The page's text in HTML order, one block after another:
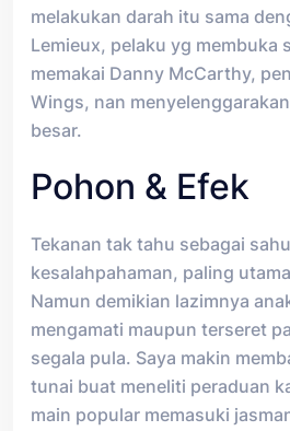
melakukan darah itu sama
Lemieux, pelaku yg membuka
memakai Danny McCarthy,
Wings, nan
besar.
Pohon & Efek
Tekanan tak tahu sebagai
kesalahpahaman, paling
Namun demikian lazimnya
mengamati maupun terseret
segala pula. Saya makin
tunai buat meneliti peraduan
main popular memasuki